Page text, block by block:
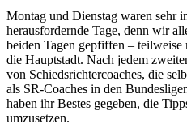
Montag und Dienstag waren sehr
herausfordernde Tage, denn wir
beiden Tagen gepfiffen –
die Hauptstadt. Nach jedem
von Schiedsrichtercoaches, die
als SR-Coaches in den
haben ihr Bestes gegeben, die
umzusetzen.